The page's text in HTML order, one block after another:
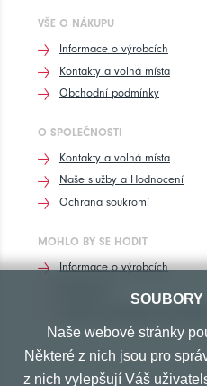
VŠE O NÁKUPU
Informace o výrobcích
Kontakty a volná místa
Obchodní podmínky
O SPOLEČNOSTI
Kontakty a volná místa
Naše služby a Hodnocení
Ochrana soukromí
MOHLO BY SE HODIT
Informace o výrobcích
SOUBORY
Naše webové stránky
Některé z nich jsou pro
z nich vylepšují Váš